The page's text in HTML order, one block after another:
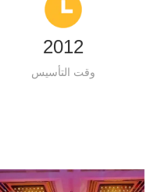
2012
وقت التأسيس